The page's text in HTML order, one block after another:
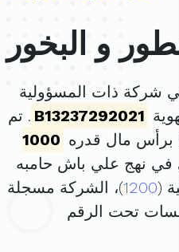
و البخور
شركة ذات المسؤولية
B13237292021 . تم
1000
في نهج علي باش حامبه
(
1200)، الشركة مسجلة
تحت الرقم